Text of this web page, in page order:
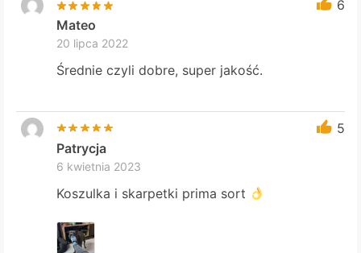
6
Mateo
20 lipca 2022
Średnie czyli dobre, super jakość.
5
Patrycja
6 kwietnia 2023
Koszulka i skarpetki prima sort